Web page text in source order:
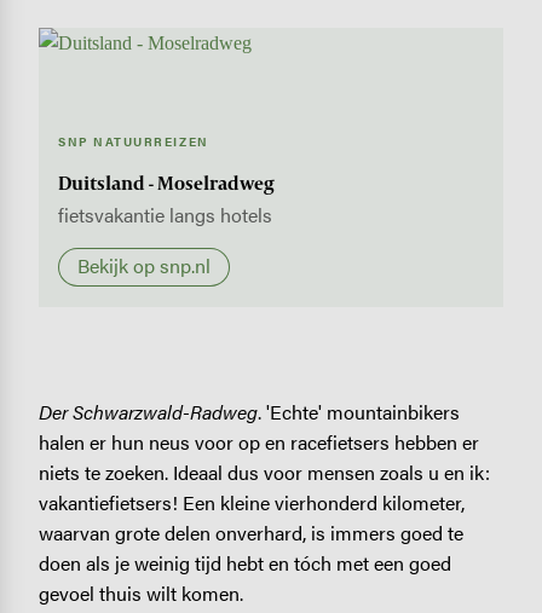
SNP NATUURREIZEN
Duitsland - Moselradweg
fietsvakantie langs hotels
Bekijk op snp.nl
Der Schwarzwald-Radweg. 'Echte' mountainbikers
halen er hun neus voor op en racefietsers hebben er
niets te zoeken. Ideaal dus voor mensen zoals u en ik:
vakantiefietsers! Een kleine vierhonderd kilometer,
waarvan grote delen onverhard, is immers goed te
doen als je weinig tijd hebt en tóch met een goed
gevoel thuis wilt komen.